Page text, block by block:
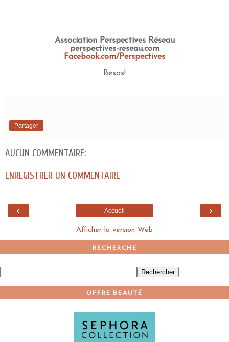
Association Perspectives Réseau
perspectives-reseau.com
Facebook.com/Perspectives
Besos!
Partager
AUCUN COMMENTAIRE:
ENREGISTRER UN COMMENTAIRE
‹ ›
Accueil
Afficher la version Web
RECHERCHE
OFFRE BEAUTÉ